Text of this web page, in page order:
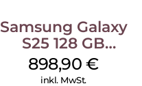
Samsung Galaxy
S25 128 GB
Icyblue
898,90€
inkl. MwSt.